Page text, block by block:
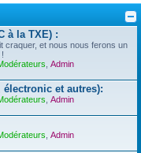
à la TXE) :
craquer, et nous nous ferons un
Admin
électronic et autres):
Admin
Admin